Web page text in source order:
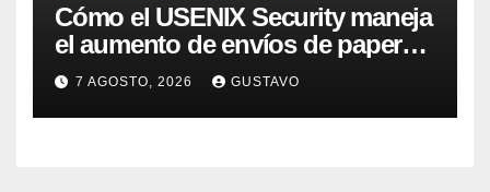
Cómo el USENIX Security maneja
el aumento de envíos de papers
en la era IA
7 AGOSTO, 2026 GUSTAVO